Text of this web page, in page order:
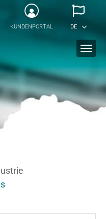
KUNDENPORTAL DE